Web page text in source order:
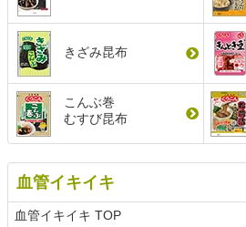
きざみ昆布
こんぶ巻
むすび昆布
血管イキイキ
血管イキイキ TOP